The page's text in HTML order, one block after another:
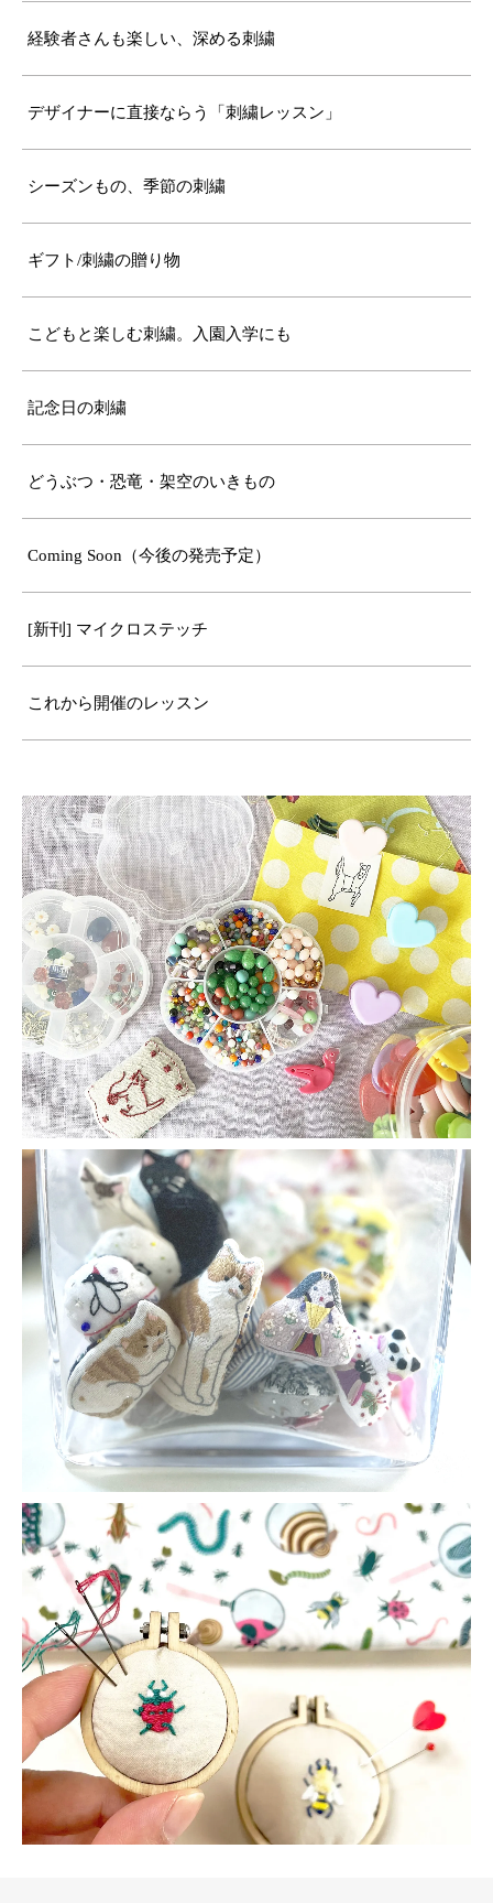
経験者さんも楽しい、深める刺繍
デザイナーに直接ならう「刺繍レッスン」
シーズンもの、季節の刺繍
ギフト/刺繍の贈り物
こどもと楽しむ刺繍。入園入学にも
記念日の刺繍
どうぶつ・恐竜・架空のいきもの
Coming Soon（今後の発売予定）
[新刊] マイクロステッチ
これから開催のレッスン